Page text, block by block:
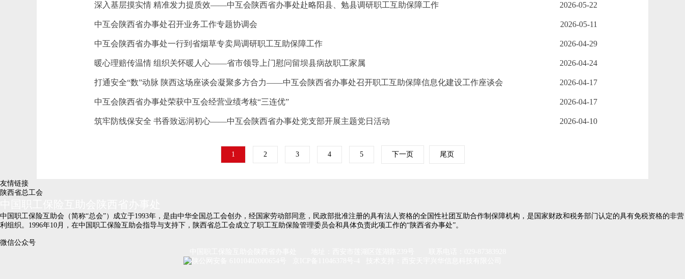
深入基层摸实情 精准发力提质效——中互会陕西省办事处赴略阳县、勉县调研职工互助保障工作 2026-05-22
中互会陕西省办事处召开业务工作专题协调会 2026-05-11
中互会陕西省办事处一行到省烟草专卖局调研职工互助保障工作 2026-04-29
暖心理赔传温情 组织关怀暖人心——省市领导上门慰问留坝县病故职工家属 2026-04-24
打通安全“数”动脉 陕西这场座谈会凝聚多方合力——中互会陕西省办事处召开职工互助保障信息化建设工作座谈会 2026-04-17
中互会陕西省办事处荣获中互会经营业绩考核“三连优” 2026-04-17
筑牢防线保安全 书香致远润初心——中互会陕西省办事处党支部开展主题党日活动 2026-04-10
1 2 3 4 5 下一页 尾页
友情链接
陕西省总工会
中国职工保险互助会（简称“总会”）成立于1993年，是由中华全国总工会创办，经国家劳动部同意，民政部批准注册的具有法人资格的全国性社团互助合作制保障机构，是国家财政和税务部门认定的具有免税资格的非营
利组织。1996年10月，在中国职工保险互助会指导与支持下，陕西省总工会成立了职工互助保险管理委员会和具体负责此项工作的“陕西省办事处”。
微信公众号